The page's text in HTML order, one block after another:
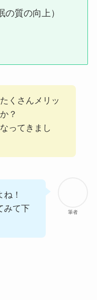
質の向上）
くさんメリッ
？
ってきまし
筆者
！
みて下